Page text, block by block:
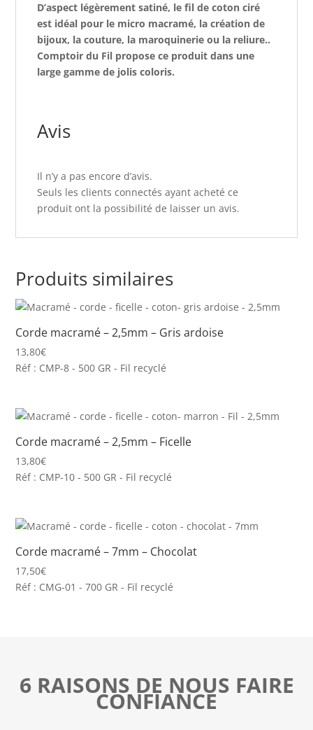
D’aspect légèrement satiné, le fil de coton ciré
est idéal pour le micro macramé, la création de
bijoux, la couture, la maroquinerie ou la reliure..
Comptoir du Fil propose ce produit dans une
large gamme de jolis coloris.
Avis
Il n’y a pas encore d’avis.
Seuls les clients connectés ayant acheté ce
produit ont la possibilité de laisser un avis.
Produits similaires
Corde macramé – 2,5mm – Gris ardoise
13,80€
Réf : CMP-8 - 500 GR - Fil recyclé
Corde macramé – 2,5mm – Ficelle
13,80€
Réf : CMP-10 - 500 GR - Fil recyclé
Corde macramé – 7mm – Chocolat
17,50€
Réf : CMG-01 - 700 GR - Fil recyclé
6 RAISONS DE NOUS FAIRE
CONFIANCE